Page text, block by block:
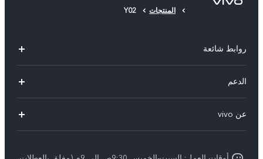
المنتجات Y02
روابط شائعة
X300 FE
X300 Ultra
الدعم
Funtouch OS
مراكز الصيانة
عن vivo